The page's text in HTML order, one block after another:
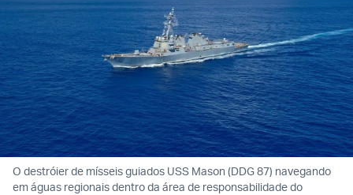
O destróier de mísseis guiados USS Mason (DDG 87) navegando
em águas regionais dentro da área de responsabilidade do